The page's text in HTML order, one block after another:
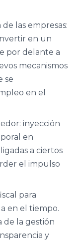
y
de
de
de
de
de
de
EFCA
las empresas:
en un
por delante a
mecanismos
se
en el
inyección
en
a ciertos
el impulso
para
en el tiempo.
de la gestión
y